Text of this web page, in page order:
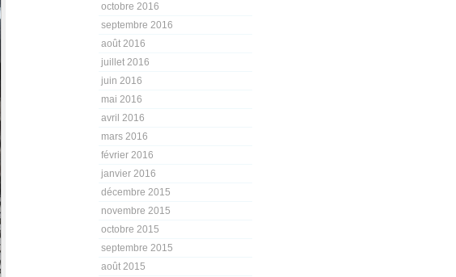
octobre 2016
septembre 2016
août 2016
juillet 2016
juin 2016
mai 2016
avril 2016
mars 2016
février 2016
janvier 2016
décembre 2015
novembre 2015
octobre 2015
septembre 2015
août 2015